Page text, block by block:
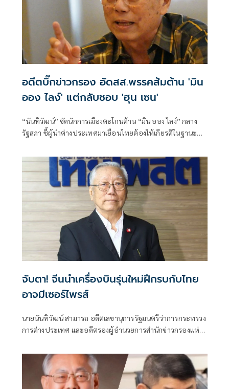
อดีตบิ๊กข่าวกรอง อัดสส.พรรคส้มต้าน 'มิน
ออง ไลง์' แต่กลับชอบ 'ฮุน เซน'
“นันทิวัฒน์” ซัดนักการเมืองตะโกนต้าน “มิน ออง ไลง์” กลาง
รัฐสภา ชี้ผู้นำต่างประเทศมาเยือนไทยต้องให้เกียรติในฐานะ
เมียนมาตามตะวันตก แต่กลับเสนอเปิดด่านเป็นเพื่อนบ้านที่ดี
กับ “ฮุน เซน”
จับตา! จีนนำเครื่องบินรุ่นใหม่ฝึกรบกับไทย
อาจมีเซอร์ไพรส์
นายนันทิวัฒน์ สามารถ อดีตเลขานุการรัฐมนตรีว่าการกระทรวง
การต่างประเทศ และอดีตรองผู้อำนวยการสำนักข่าวกรองแห่ง